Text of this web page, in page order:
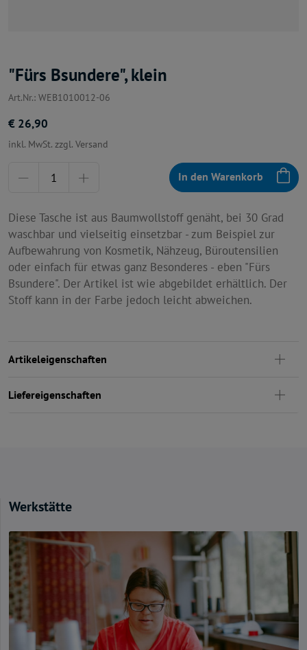
"Fürs Bsundere", klein
Art.Nr.: WEB1010012-06
€ 26,90
inkl. MwSt. zzgl. Versand
In den Warenkorb
Diese Tasche ist aus Baumwollstoff genäht, bei 30 Grad
waschbar und vielseitig einsetzbar - zum Beispiel zur
Aufbewahrung von Kosmetik, Nähzeug, Büroutensilien
oder einfach für etwas ganz Besonderes - eben "Fürs
Bsundere". Der Artikel ist wie abgebildet erhältlich. Der
Stoff kann in der Farbe jedoch leicht abweichen.
Artikeleigenschaften
Liefereigenschaften
Werkstätte